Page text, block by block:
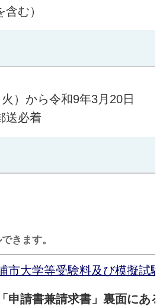
む）
）から令和9年3月20日
送必着
きます。
市大学等受験料及び模擬試
申請書兼請求書」裏面にある